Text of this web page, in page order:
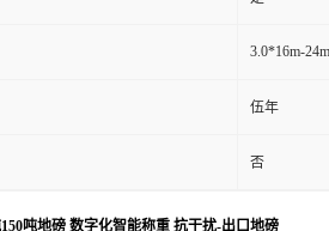
3.0*16m-24m
伍年
否
吨地磅 数字化智能称重 抗干扰-出口地磅